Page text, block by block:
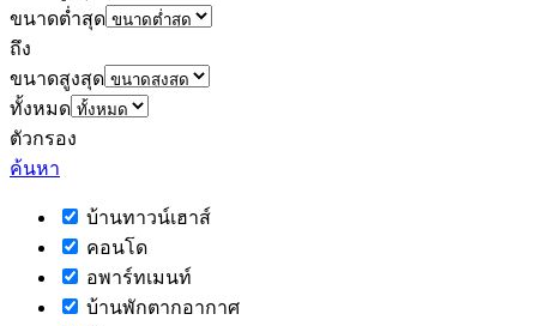
ขนาดต่ำสุด
ถึง
ขนาดสูงสุด
ทั้งหมด
ตัวกรอง
ค้นหา
บ้านทาวน์เฮาส์
คอนโด
อพาร์ทเมนท์
บ้านพักตากอากาศ